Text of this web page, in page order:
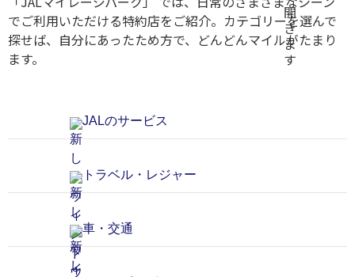
でご利用いただける特約店をご紹介。カテゴリーを選んで
探せば、自分にあったため方で、どんどんマイルがたまり
ます。
JALのサービス
トラベル・レジャー
車・交通